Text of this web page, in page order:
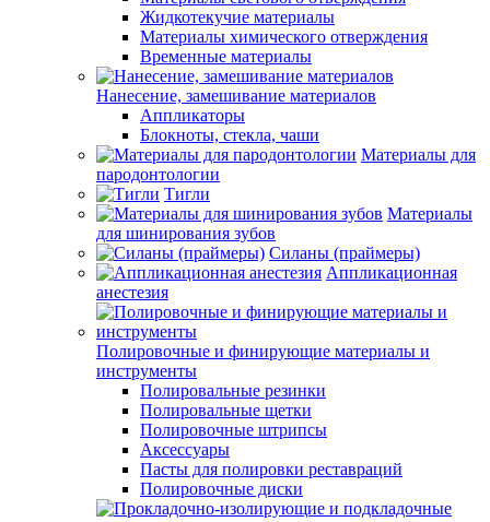
Жидкотекучие материалы
Материалы химического отверждения
Временные материалы
Нанесение, замешивание материалов
Аппликаторы
Блокноты, стекла, чаши
Материалы для
пародонтологии
Тигли
Материалы
для шинирования зубов
Силаны (праймеры)
Аппликационная
анестезия
Полировочные и финирующие материалы и
инструменты
Полировальные резинки
Полировальные щетки
Полировочные штрипсы
Аксессуары
Пасты для полировки реставраций
Полировочные диски